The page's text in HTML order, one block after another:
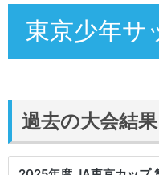
東京少年サ
過去の大会結果